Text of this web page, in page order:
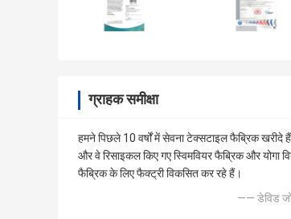
ग्राहक समीक्षा
हमने पिछले 10 वर्षों में सेवना टेक्सटाइल फैब्रिक खरीदे हैं
और वे रिसाइकल किए गए स्विमवियर फैब्रिक और योगा
फैब्रिक के लिए फैक्ट्री विकसित कर रहे हैं।
—— डेविड